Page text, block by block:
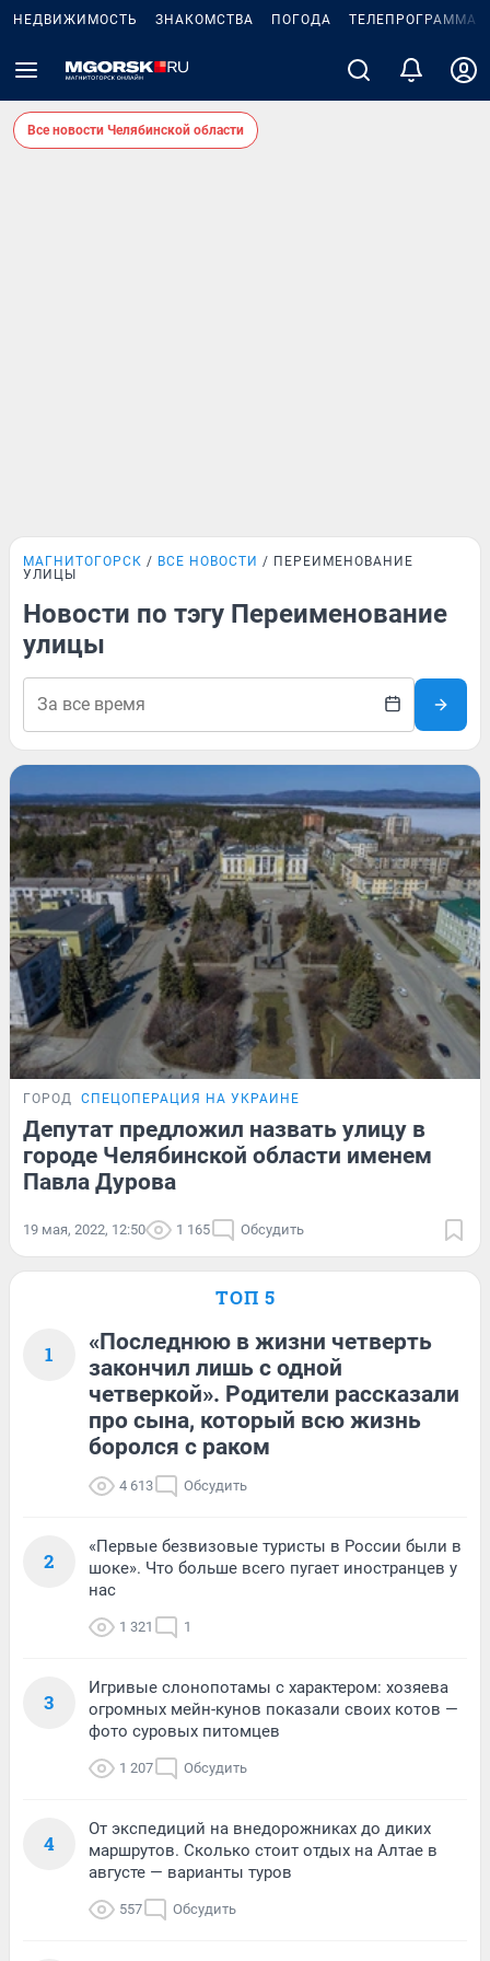
НЕДВИЖИМОСТЬ ЗНАКОМСТВА ПОГОДА ТЕЛЕПРОГРАММА
Все новости Челябинской области
МАГНИТОГОРСК ВСЕ НОВОСТИ
ПЕРЕИМЕНОВАНИЕ
УЛИЦЫ
Новости по тэгу Переименование
улицы
ГОРОД СПЕЦОПЕРАЦИЯ НА УКРАИНЕ
Депутат предложил назвать улицу в
городе Челябинской области именем
Павла Дурова
19 мая, 2022, 12:50 1 165 Обсудить
ТОП 5
1
«Последнюю в жизни четверть
закончил лишь с одной
четверкой». Родители рассказали
про сына, который всю жизнь
боролся с раком
4 613 Обсудить
2
«Первые безвизовые туристы в России были в
шоке». Что больше всего пугает иностранцев у
нас
1 321 1
3
Игривые слонопотамы с характером: хозяева
огромных мейн-кунов показали своих котов —
фото суровых питомцев
1 207 Обсудить
4
От экспедиций на внедорожниках до диких
маршрутов. Сколько стоит отдых на Алтае в
августе — варианты туров
557 Обсудить